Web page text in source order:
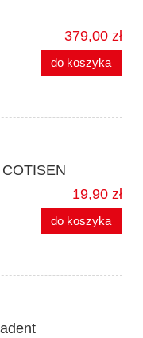
379,00 zł
do koszyka
19,90 zł
do koszyka